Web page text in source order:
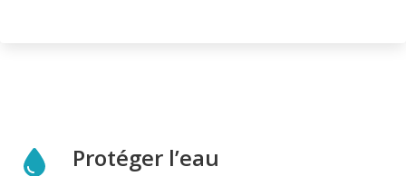
Protéger l’eau